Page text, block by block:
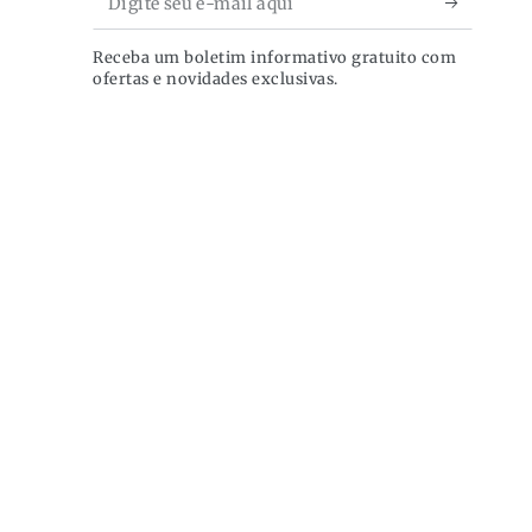
seu
e-
Receba um boletim informativo gratuito com
ofertas e novidades exclusivas.